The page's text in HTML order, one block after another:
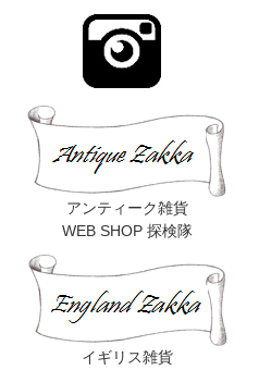
アンティーク雑貨
WEB SHOP 探検隊
イギリス雑貨